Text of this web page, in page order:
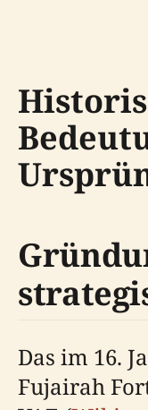
Das im 16.
Fujairah